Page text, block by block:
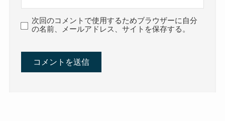
次回のコメントで使用するためブラウザーに自分
の名前、メールアドレス、サイトを保存する。